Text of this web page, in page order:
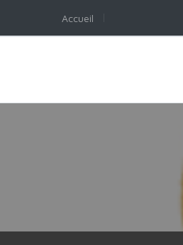
Accueil